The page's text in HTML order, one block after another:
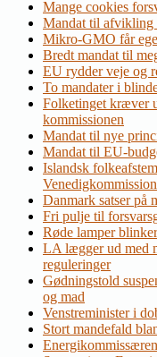
Mange cookies
Mandat til afvikling
Mikro-GMO får
Bredt mandat til
EU rydder veje og
To mandater i
Folketinget kræver
kommissionen
Mandat til nye
Mandat til EU-
Islandsk
Danmark satser på
Fri pulje til
Røde lamper
LA lægger ud med
reguleringer
Gødningstold
og mad
Venstreminister i
Stort mandefald